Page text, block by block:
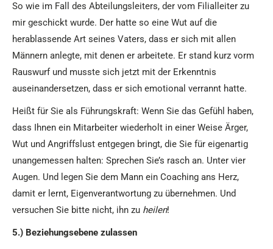
So wie im Fall des Abteilungsleiters, der vom Filialleiter zu
mir geschickt wurde. Der hatte so eine Wut auf die
herablassende Art seines Vaters, dass er sich mit allen
Männern anlegte, mit denen er arbeitete. Er stand kurz vorm
Rauswurf und musste sich jetzt mit der Erkenntnis
auseinandersetzen, dass er sich emotional verrannt hatte.
Heißt für Sie als Führungskraft: Wenn Sie das Gefühl haben,
dass Ihnen ein Mitarbeiter wiederholt in einer Weise Ärger,
Wut und Angriffslust entgegen bringt, die Sie für eigenartig
unangemessen halten: Sprechen Sie’s rasch an. Unter vier
Augen. Und legen Sie dem Mann ein Coaching ans Herz,
damit er lernt, Eigenverantwortung zu übernehmen. Und
versuchen Sie bitte nicht, ihn zu heilen!
5.) Beziehungsebene zulassen